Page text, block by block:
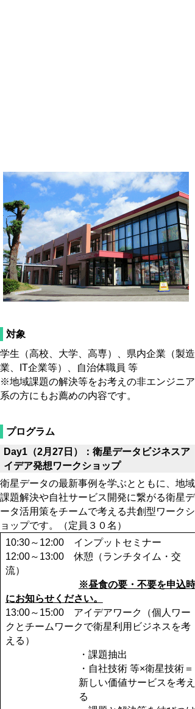
対象
学生（高校、大学、高専）、県内企業（製造
業、IT企業等）、自治体職員 等
※地域課題の解決等をお考えの非エンジニア
系の方にもお薦めの内容です。
プログラム
Day1（2月27日）：衛星データビジネスア
イデア発想ワークショップ
衛星データの最新事例を学ぶとともに、地域
課題解決や自社サービス開発に繋がる衛星デ
ータ活用策をチームで考える共創型ワークシ
ョップです。（定員３０名）
10:30～ 12:00インプットセミナー
12:00～ 13:00休憩（ランチタイム・交
流）
※昼食の要・不要を申込時
にお知らせください。
13:00～ 15:00アイデアワーク（個人ワー
クとチームワークで衛星利用ビジネスを考
える）
・課題抽出
・自社技術 等×衛星技術＝
新しい価値サービスを考え
る